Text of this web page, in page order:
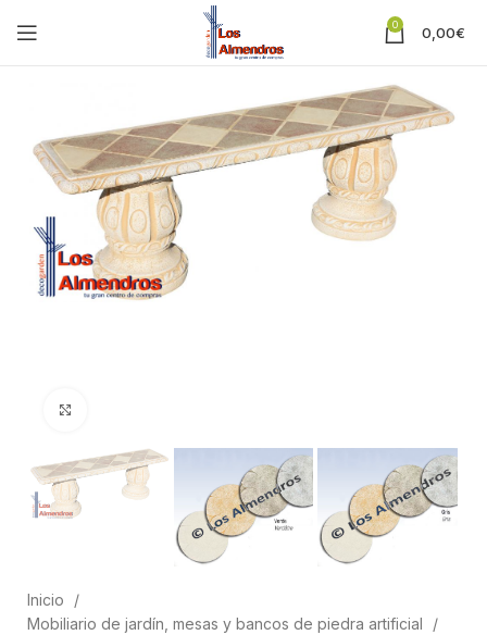
0 0,00€
Inicio
Mobiliario de jardín, mesas y bancos de piedra artificial